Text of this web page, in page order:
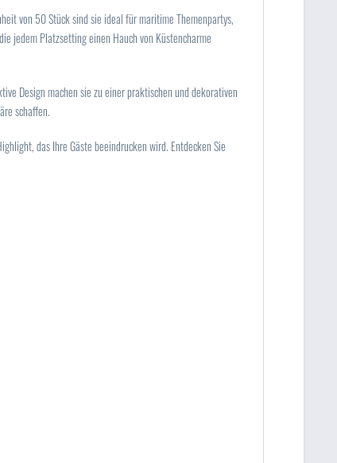
von 50 Stück sind sie ideal für maritime Themenpartys,
jedem Platzsetting einen Hauch von Küstencharme
Design machen sie zu einer praktischen und dekorativen
schaffen.
das Ihre Gäste beeindrucken wird. Entdecken Sie